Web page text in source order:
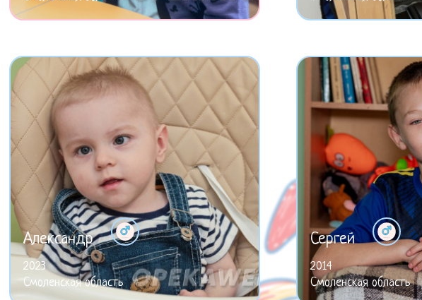
Александр
2023
Смоленская область
Сергей
2014
Смоленская область